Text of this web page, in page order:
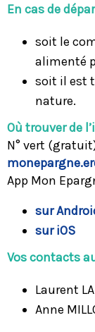
En cas de
soit le
alimenté
soit il est
nature.
Où trouver de
N° vert
App Mon
sur
sur iOS
Vos contacts
Laurent
Anne